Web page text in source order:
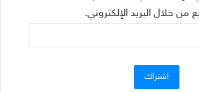
من خلال البريد الإلكتروني.
اشتراك